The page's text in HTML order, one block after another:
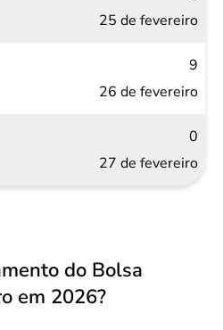
25 de fevereiro
9
26 de fevereiro
0
27 de fevereiro
do Bolsa
em 2026?